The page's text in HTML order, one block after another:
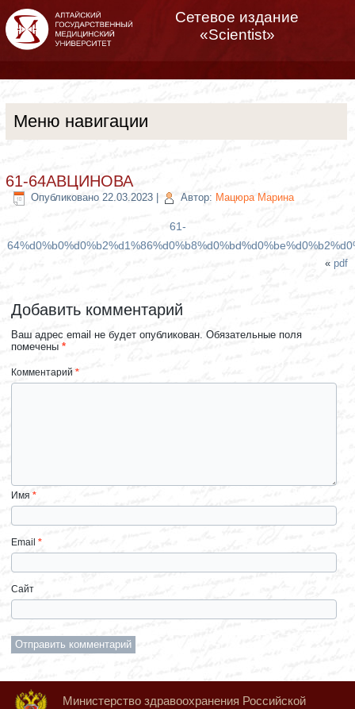
Сетевое издание
«Scientist»
Меню навигации
61-64АВЦИНОВА
Опубликовано 22.03.2023 Автор: Мацюра Марина
61-
« pdf
Добавить комментарий
Ваш адрес email не будет опубликован. Обязательные поля
помечены*
Комментарий*
Имя*
Email*
Сайт
Министерство здравоохранения Российской